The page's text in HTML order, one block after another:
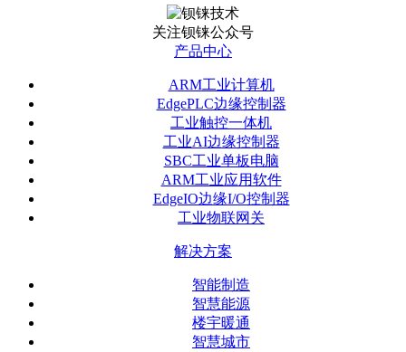
关注钡铼公众号
产品中心
ARM工业计算机
EdgePLC边缘控制器
工业触控一体机
工业AI边缘控制器
SBC工业单板电脑
ARM工业应用软件
EdgeIO边缘I/O控制器
工业物联网关
解决方案
智能制造
智慧能源
楼宇暖通
智慧城市